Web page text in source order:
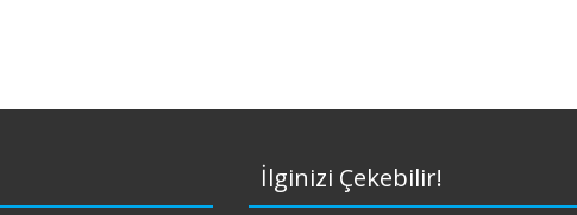
İlginizi Çekebilir!